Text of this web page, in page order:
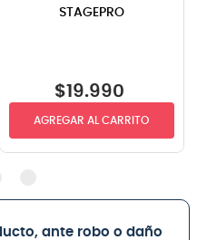
recto-angulo 6mts
STAGEPRO
$19.990
AGREGAR AL CARRITO
ante robo o daño